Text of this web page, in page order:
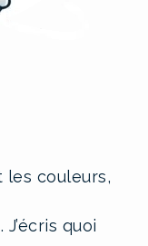
les couleurs,
quoi